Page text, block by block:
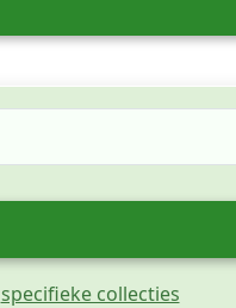
specifieke collecties